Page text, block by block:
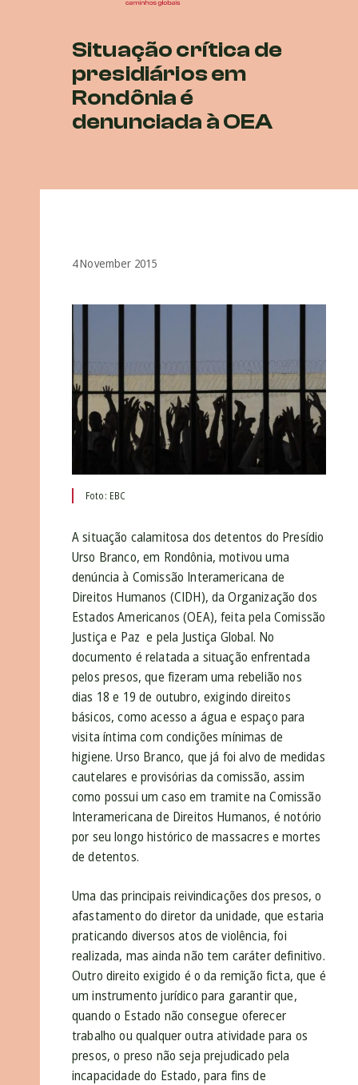
Situação crítica de
presidiários em
Rondônia é
denunciada à OEA
4 November 2015
Foto: EBC
A situação calamitosa dos detentos do Presídio
Urso Branco, em Rondônia, motivou uma
denúncia à Comissão Interamericana de
Direitos Humanos (CIDH), da Organização dos
Estados Americanos (OEA), feita pela Comissão
Justiça e Paz e pela Justiça Global. No
documento é relatada a situação enfrentada
pelos presos, que fizeram uma rebelião nos
dias 18 e 19 de outubro, exigindo direitos
básicos, como acesso a água e espaço para
visita íntima com condições mínimas de
higiene. Urso Branco, que já foi alvo de medidas
cautelares e provisórias da comissão, assim
como possui um caso em tramite na Comissão
Interamericana de Direitos Humanos, é notório
por seu longo histórico de massacres e mortes
de detentos.
Uma das principais reivindicações dos presos, o
afastamento do diretor da unidade, que estaria
praticando diversos atos de violência, foi
realizada, mas ainda não tem caráter definitivo.
Outro direito exigido é o da remição ficta, que é
um instrumento jurídico para garantir que,
quando o Estado não consegue oferecer
trabalho ou qualquer outra atividade para os
presos, o preso não seja prejudicado pela
incapacidade do Estado, para fins de